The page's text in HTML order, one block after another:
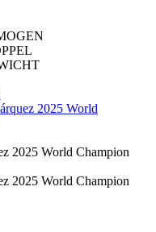
2025 World
2025 World Champion
2025 World Champion